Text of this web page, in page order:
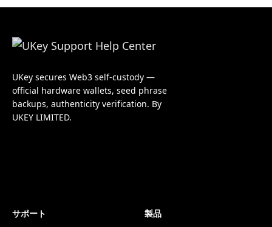
UKey secures Web3 self-custody —
official hardware wallets, seed phrase
backups, authenticity verification. By
UKEY LIMITED.
サポート 製品